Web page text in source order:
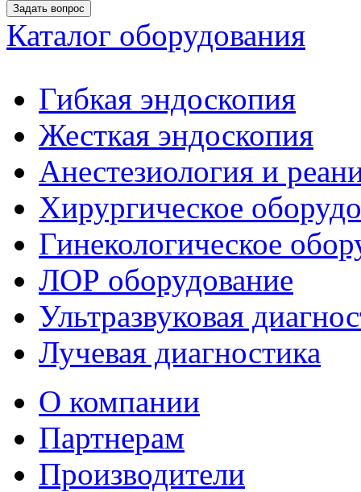
Задать вопрос
Каталог оборудования
Гибкая эндоскопия
Жесткая эндоскопия
Анестезиология и
Хирургическое
Гинекологическое
ЛОР оборудование
Ультразвуковая
Лучевая диагностика
О компании
Партнерам
Производители